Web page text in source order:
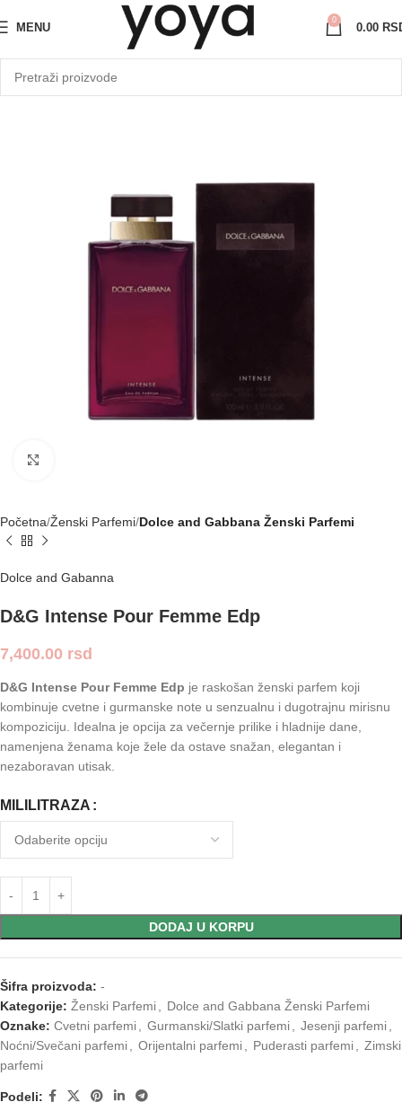
MENU
0
0.00
Početna Ženski Parfemi Dolce and Gabbana Ženski Parfemi
Dolce and Gabanna
D&G Intense Pour Femme Edp
7,400.00 rsd
D&G Intense Pour Femme Edp je raskošan ženski parfem koji
kombinuje cvetne i gurmanske note u senzualnu i dugotrajnu mirisnu
kompoziciju. Idealna je opcija za večernje prilike i hladnije dane,
namenjena ženama koje žele da ostave snažan, elegantan i
nezaboravan utisak.
MILILITRAZA
DODAJ U KORPU
Šifra proizvoda: -
Kategorije: Ženski Parfemi
Dolce and Gabbana Ženski Parfemi
Oznake: Cvetni parfemi Gurmanski/Slatki parfemi Jesenji parfemi
Noćni/Svečani parfemi
Orijentalni parfemi Puderasti parfemi
Zimski
parfemi
Podeli: